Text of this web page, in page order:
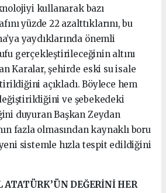
kullanarak bazı
yüzde 22 azalttıklarını, bu
yaydıklarında önemli
gerçekleştirileceğinin altını
Karalar, şehirde eski su isale
açıkladı. Böylece hem
ve şebekedeki
duyuran Başkan Zeydan
fazla olmasından kaynaklı boru
sistemle hızla tespit edildiğini
DEĞERİNİ HER